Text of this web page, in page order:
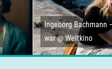
Ingeborg Bachmann
war @ Weltkino